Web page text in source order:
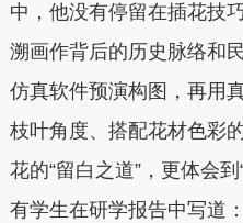
中，他没有停留在插花技
溯画作背后的历史脉络和
仿真软件预演构图，再用
枝叶角度、搭配花材色彩
花的“留白之道”，更体会
有学生在研学报告中写道